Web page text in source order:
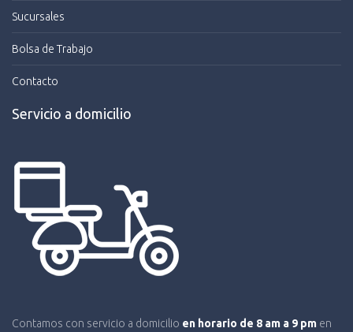
Sucursales
Bolsa de Trabajo
Contacto
Servicio a domicilio
Contamos con servicio a domicilio en horario de 8 am a 9 pm en